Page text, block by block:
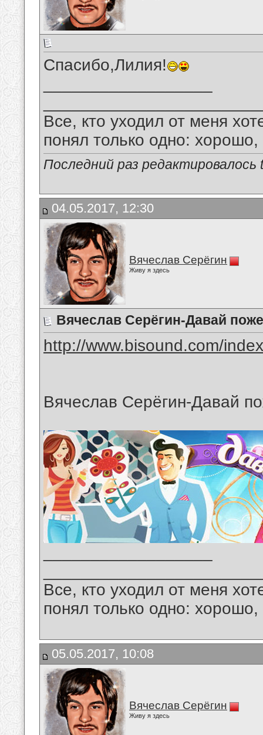
Спасибо,Лилия!
Все, кто уходил от меня
понял только одно:
Последний раз
04.05.2017, 12:30
Вячеслав Серёгин
Живу я здесь
Вячеслав Серёгин-Давай
http://www.bisound.com/
Вячеслав Серёгин-Давай
Все, кто уходил от меня
понял только одно:
05.05.2017, 10:08
Вячеслав Серёгин
Живу я здесь